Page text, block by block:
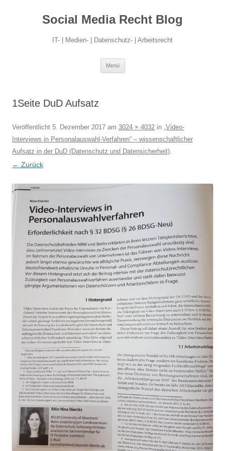
Social Media Recht Blog
IT- | Medien- | Datenschutz- | Arbeitsrecht
Menü
1Seite DuD Aufsatz
Veröffentlicht 5. Dezember 2017 am 3024 × 4032 in „Video-
Interviews in Personalauswahl-Verfahren“ – wissenschaftlicher
Aufsatz in der DuD (Datenschutz und Datensicherheit).
← Zurück